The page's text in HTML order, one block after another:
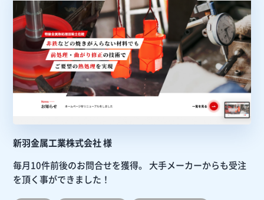
新羽金属工業株式会社 様
毎月10件前後のお問合せを獲得。
大手メーカーからも受注
を頂く事ができました！